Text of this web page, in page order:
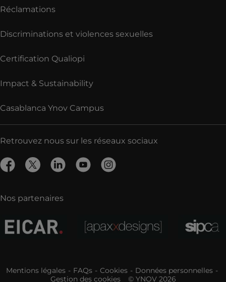
Réclamations
Discriminations et violences sexuelles
Certification Qualiopi
Impact & Sustainability
Casablanca Ynov Campus
Retrouvez nous sur les réseaux sociaux
Nos partenaires
Mentions légales FAQs Cookies
Données personnelles
Gestion des cookies
© YNOV 2026